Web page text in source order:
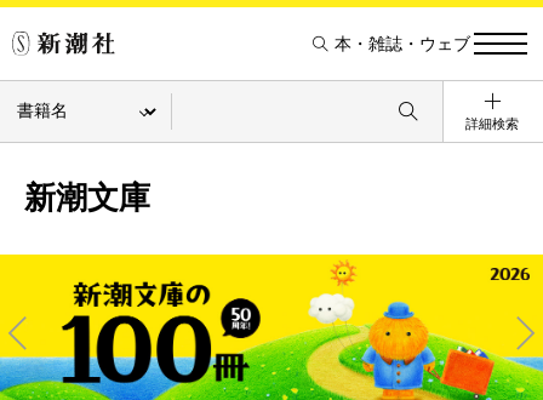
本・雑誌・ウェブ
詳細検索
新潮文庫
Pre
Ne